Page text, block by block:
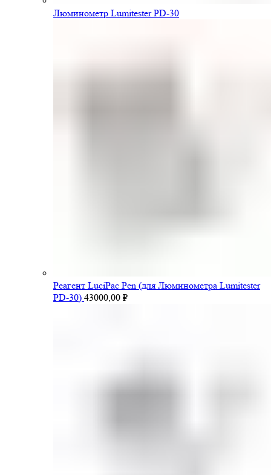
Люминометр Lumitester PD-30
Pеагент LuciPac Pen (для Люминометра Lumitester
PD-30) 43000,00 ₽